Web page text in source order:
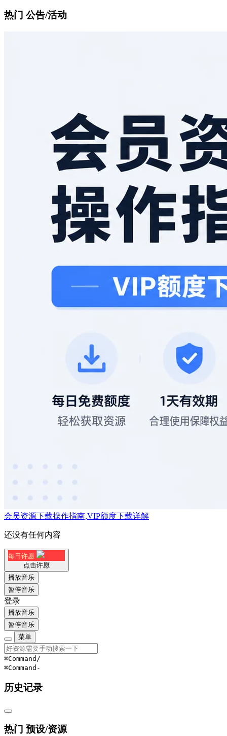
热门 公告/活动
会员资源下载操作指南,VIP额度下载详解
还没有任何内容
每日许愿
点击许愿
播放音乐
暂停音乐
登录
播放音乐
暂停音乐
菜单
⌘Command /
⌘Command -
历史记录
热门 预设/资源